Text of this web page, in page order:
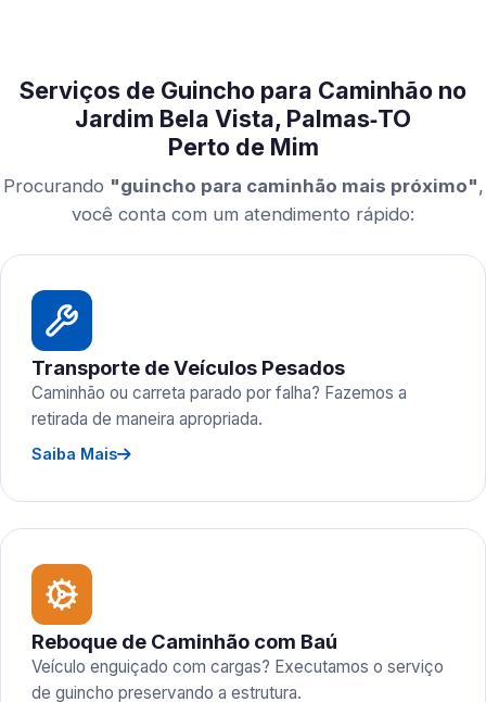
Serviços de Guincho para Caminhão no
Jardim Bela Vista, Palmas‑TO
Perto de Mim
Procurando "guincho para caminhão mais próximo",
você conta com um atendimento rápido:
Transporte de Veículos Pesados
Caminhão ou carreta parado por falha? Fazemos a
retirada de maneira apropriada.
Saiba Mais
Reboque de Caminhão com Baú
Veículo enguiçado com cargas? Executamos o serviço
de guincho preservando a estrutura.